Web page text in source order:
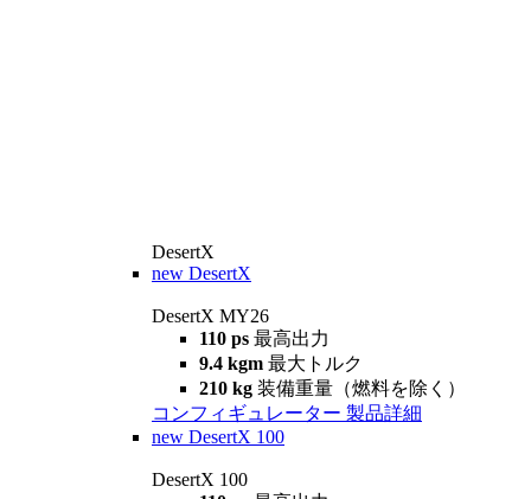
DesertX
new DesertX
DesertX MY26
110 ps 最高出力
9.4 kgm 最大トルク
210 kg 装備重量（燃料を除く）
コンフィギュレーター 製品詳細
new DesertX 100
DesertX 100